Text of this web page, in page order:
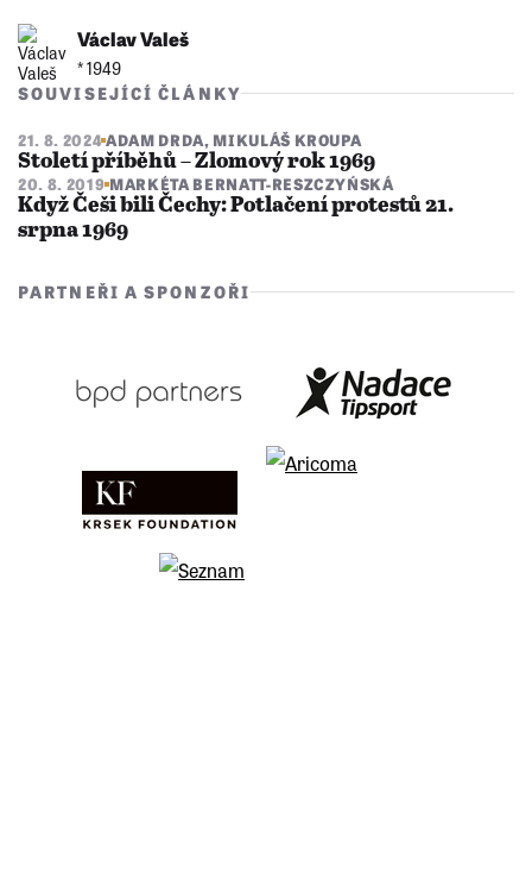
Václav Valeš
* 1949
SOUVISEJÍCÍ ČLÁNKY
21. 8. 2024 ADAM DRDA, MIKULÁŠ KROUPA
Století příběhů – Zlomový rok 1969
20. 8. 2019 MARKÉTA BERNATT-RESZCZYŃSKÁ
Když Češi bili Čechy: Potlačení protestů 21.
srpna 1969
PARTNEŘI A SPONZOŘI